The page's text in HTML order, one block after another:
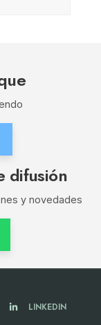
difusión
y novedades
LINKEDIN